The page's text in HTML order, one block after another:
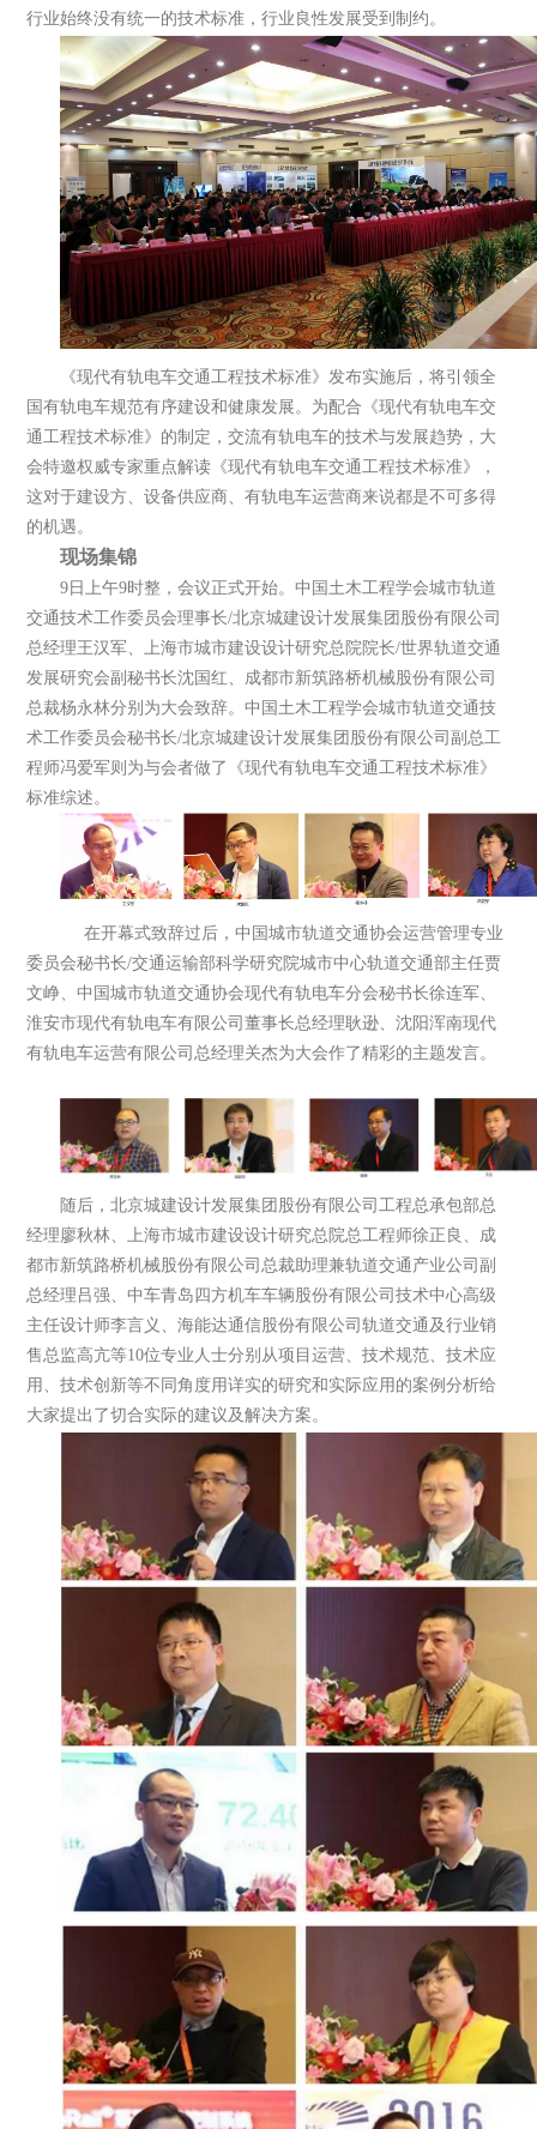
行业始终没有统一的技术标准，行业良性发展受到制约。
《现代有轨电车交通工程技术标准》发布实施后，将引领全
国有轨电车规范有序建设和健康发展。为配合《现代有轨电车交
通工程技术标准》的制定，交流有轨电车的技术与发展趋势，大
会特邀权威专家重点解读《现代有轨电车交通工程技术标准》，
这对于建设方、设备供应商、有轨电车运营商来说都是不可多得
的机遇。
现场集锦
9日上午9时整，会议正式开始。中国土木工程学会城市轨道
交通技术工作委员会理事长/北京城建设计发展集团股份有限公司
总经理王汉军、上海市城市建设设计研究总院院长/世界轨道交通
发展研究会副秘书长沈国红、成都市新筑路桥机械股份有限公司
总裁杨永林分别为大会致辞。中国土木工程学会城市轨道交通技
术工作委员会秘书长/北京城建设计发展集团股份有限公司副总工
程师冯爱军则为与会者做了《现代有轨电车交通工程技术标准》
标准综述。
在开幕式致辞过后，中国城市轨道交通协会运营管理专业
委员会秘书长/交通运输部科学研究院城市中心轨道交通部主任贾
文峥、中国城市轨道交通协会现代有轨电车分会秘书长徐连军、
淮安市现代有轨电车有限公司董事长总经理耿逊、沈阳浑南现代
有轨电车运营有限公司总经理关杰为大会作了精彩的主题发言。
随后，北京城建设计发展集团股份有限公司工程总承包部总
经理廖秋林、上海市城市建设设计研究总院总工程师徐正良、成
都市新筑路桥机械股份有限公司总裁助理兼轨道交通产业公司副
总经理吕强、中车青岛四方机车车辆股份有限公司技术中心高级
主任设计师李言义、海能达通信股份有限公司轨道交通及行业销
售总监高亢等10位专业人士分别从项目运营、技术规范、技术应
用、技术创新等不同角度用详实的研究和实际应用的案例分析给
大家提出了切合实际的建议及解决方案。